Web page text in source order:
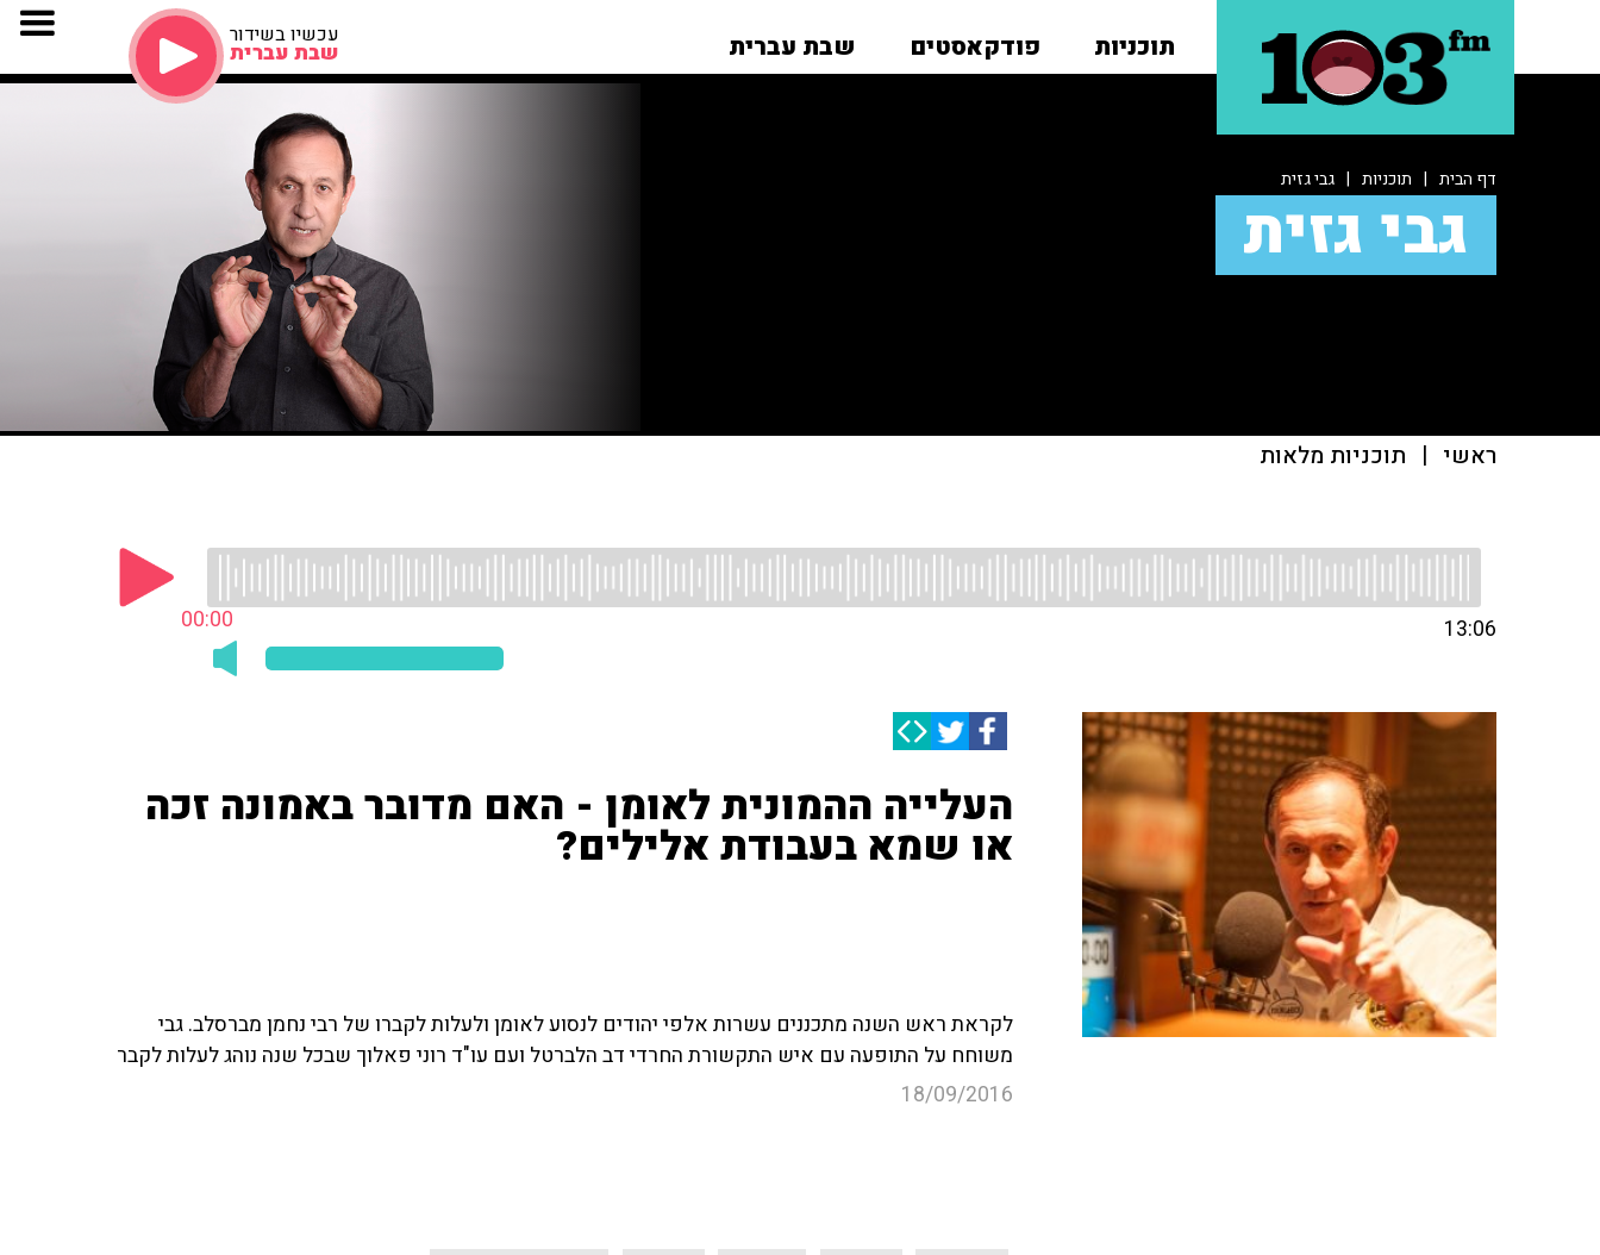
תוכניות פודקאסטים שבת עברית עכשיו בשידור
שבת עברית
דף הבית | תוכניות | גבי גזית
גבי גזית
ראשי | תוכניות מלאות
00:00 13:06
העלייה ההמונית לאומן - האם מדובר באמונה זכה
או שמא בעבודת אלילים?
לקראת ראש השנה מתכננים עשרות אלפי יהודים לנסוע לאומן ולעלות לקברו של רבי נחמן מברסלב. גבי
משוחח על התופעה עם איש התקשורת החרדי דב הלברטל ועם עו"ד רוני פאלוך שבכל שנה נוהג לעלות לקבר
18/09/2016